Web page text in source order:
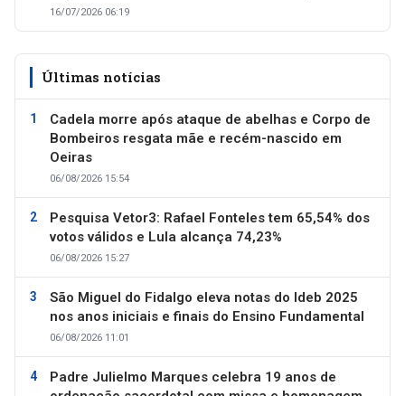
16/07/2026 06:19
Últimas notícias
Cadela morre após ataque de abelhas e Corpo de
Bombeiros resgata mãe e recém-nascido em
Oeiras
06/08/2026 15:54
Pesquisa Vetor3: Rafael Fonteles tem 65,54% dos
votos válidos e Lula alcança 74,23%
06/08/2026 15:27
São Miguel do Fidalgo eleva notas do Ideb 2025
nos anos iniciais e finais do Ensino Fundamental
06/08/2026 11:01
Padre Julielmo Marques celebra 19 anos de